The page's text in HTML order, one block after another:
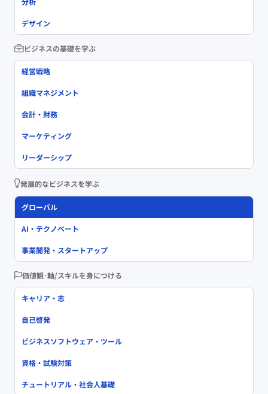
デザイン
ビジネスの基礎を学ぶ
経営戦略
組織マネジメント
会計・財務
マーケティング
リーダーシップ
発展的なビジネスを学ぶ
グローバル
AI・テクノベート
事業開発・スタートアップ
価値観･軸/スキルを身につける
キャリア・志
自己啓発
ビジネスソフトウェア・ツール
資格・試験対策
チュートリアル・社会人基礎